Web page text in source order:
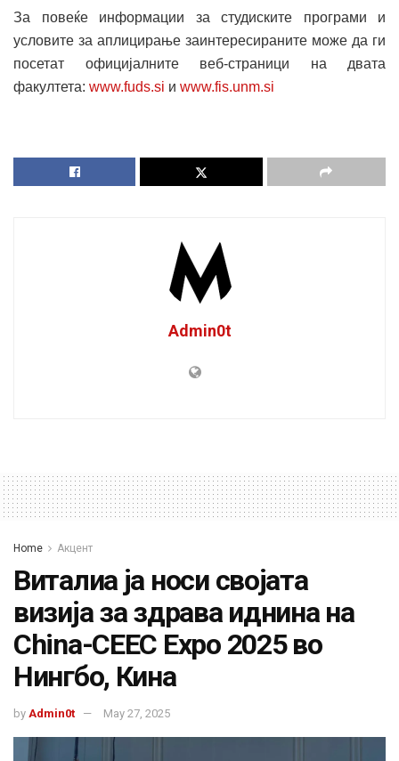
За повеќе информации за студиските програми и
условите за аплицирање заинтересираните може да ги
посетат официјалните веб-страници на двата
факултета: www.fuds.si и www.fis.unm.si
Admin0t
Home Акцент
Виталиа ја носи својата
визија за здрава иднина на
China-CEEC Expo 2025 во
Нингбо, Кина
by Admin0t May 27, 2025